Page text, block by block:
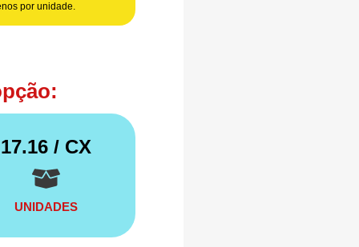
por unidade.
17.16 / CX
UNIDADES